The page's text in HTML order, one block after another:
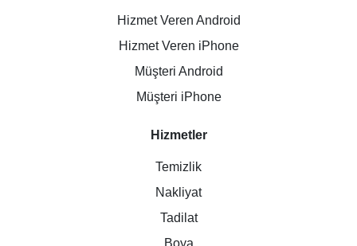
Hizmet Veren Android
Hizmet Veren iPhone
Müşteri Android
Müşteri iPhone
Hizmetler
Temizlik
Nakliyat
Tadilat
Boya